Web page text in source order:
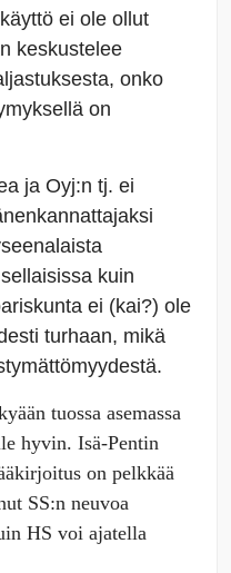
ei ole ollut
keskustelee
onko
on
ja Oyj:n tj. ei
kuin
ei (kai?) ole
turhaan, mikä
tuossa asemassa
hyvin. Isä-Pentin
on pelkkää
SS:n neuvoa
HS voi ajatella